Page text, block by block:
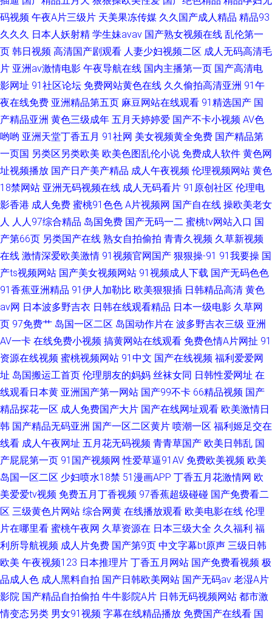
码视频 午夜A片三级片 天美果冻传媒 久久国产成人精品 精品93
久久久 日本人妖射精 学生妹avav 国产熟女视频在线 乱伦第一
页 韩日视频 高清国产剧观看 人妻少妇视频二区 成人无码高清毛
片 亚洲av激情电影 午夜导航在线 国内主播第一页 国产高清电
影网址 91社区论坛 免费网站黄色在线 久久偷拍高清亚洲 91午
夜在线免费 亚洲精品第五页 麻豆网站在线观看 91精选国产 国
产精品亚洲 黄色三级成年 五月天婷婷爱 国产不卡小视频 AV色
哟哟 亚洲天堂丁香五月 91社网 美女视频黄全免费 国产精品第
一页国 另类区另类欧美 欧美色图乱伦小说 免费成人软件 黄色网
址视频播放 国产日产美产精品 成人午夜视频 伦理视频网站 黄色
18禁网站 亚洲无码视频在线 成人无码看片 91原创社区 伦理电
影香港 成人免费 蜜桃91色色 A片视频网 国产自在线 操欧美老女
人 人人97综合精品 岛国免费 国产无码一二 蜜桃tv网站入口 国
产第66页 另类国产在线 熟女自拍偷拍 青青久视频 久草新视频
在线 激情深爱欧美激情 91视频官网国产 狠狠操-91 91我要操 国
产ts视频网站 国产美女视频网站 91视频成人下载 国产无码色色
91香蕉亚洲精品 91伊人加勒比 欧美狠狠插 日韩精品高清 黄色
av网 日本波多野吉衣 日韩在线观看精品 日本一级电影 久草网
页 97免费艹 岛国一区二区 岛国动作片在 波多野吉衣三级 亚洲
AV一卡 在线免费小视频 搞黄网站在线观看 免费色情A片网扯 91
资源在线视频 蜜桃视频网站 91中文 国产在线视频 福利爱爱网
址 岛国搬运工首页 伦理朋友的妈妈 丝袜女同 日韩性爱网址 在
线观看日本黄 亚洲国产第一网站 国产99不卡 66精品视频 国产
精品探花一区 成人免费国产大片 国产在线网址观看 欧美激情日
韩 国产精品无码亚洲 国产一区二区黄片 喷潮一区 福利姬足交在
线看 成人午夜网址 五月花无码视频 青青草国产 欧美日韩乱 国
产屁屁第一页 91国产视频网 性爱草逼91AV 免费欧美视频 欧美
岛国一区二区 少妇喷水18禁 51漫画APP 丁香五月花激情网 欧
美爱爱tv视频 免费五月丁香视频 97香蕉超级碰碰 国产免费看二
区 三级黄色片网站 综合网黄 在线播放观看 欧美电影在线 伦理
片在哪里看 蜜桃午夜网 久草资源在 日本三级大全 久久福利 福
利所导航视频 成人片免费 国产第9页 中文字幕bt原声 三级日韩
欧美 午夜视频123 日本推理片 丁香五月网站 国产免费看视频 极
品成人色 成人黑料自拍 国产日韩欧美网站 国产无码av 老湿A片
影院 国产精品自拍偷拍 牛牛影院A片 日韩无码视频网站 都市激
情变态另类 男女91视频 字幕在线精品播放 免费国产在线看 国